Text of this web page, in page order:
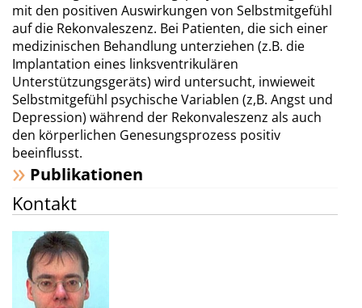
mit den positiven Auswirkungen von Selbstmitgefühl
auf die Rekonvaleszenz. Bei Patienten, die sich einer
medizinischen Behandlung unterziehen (z.B. die
Implantation eines linksventrikulären
Unterstützungsgeräts) wird untersucht, inwieweit
Selbstmitgefühl psychische Variablen (z,B. Angst und
Depression) während der Rekonvaleszenz als auch
den körperlichen Genesungsprozess positiv
beeinflusst.
Publikationen
Kontakt